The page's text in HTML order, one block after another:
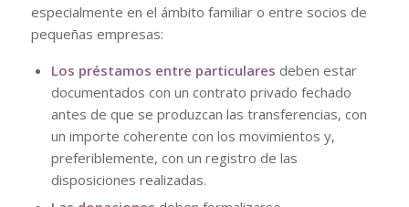
especialmente en el ámbito familiar o entre socios de
pequeñas empresas:
Los préstamos entre particulares deben estar
documentados con un contrato privado fechado
antes de que se produzcan las transferencias, con
un importe coherente con los movimientos y,
preferiblemente, con un registro de las
disposiciones realizadas.